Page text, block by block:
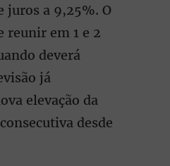
juros a 9,25%. O
reunir em 1 e 2
deverá
já
elevação da
desde